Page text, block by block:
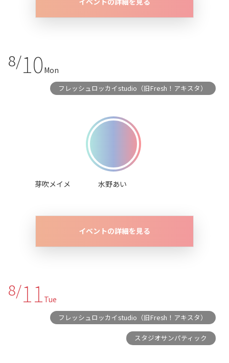
8/10 Mon
フレッシュロッカイstudio（旧Fresh！アキスタ）
芽吹メイメ 水野あい
イベントの詳細を見る
8/11 Tue
フレッシュロッカイstudio（旧Fresh！アキスタ）
スタジオサンパティック